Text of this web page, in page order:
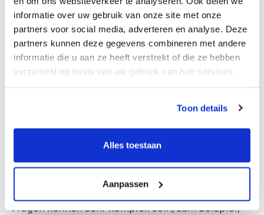
informatie over uw gebruik van onze site met onze
partners voor social media, adverteren en analyse. Deze
partners kunnen deze gegevens combineren met andere
informatie die u aan ze heeft verstrekt of die ze hebben
verzameld op basis van uw gebruik van hun services.
Toon details
Alles toestaan
Aanpassen
Ausstiegs-Roadmap, aber auch die strukturelle
Blaupause des Unternehmens sein, um Vertrauen
bei potenziellen Käufern zu schaffen.
Juristische und finanzielle Überlegungen im
Unternehmens zu ändern, wie Einzelunternehmen,
Partnerschaften, GmbH oder
Aktiengesellschaften. In finanzieller Hinsicht kann
die Wertermittlung des Unternehmens die
Nachfolgeplanung beeinflussen. Finanzielle
Fragen können sehr komplex sein, zum Beispiel,